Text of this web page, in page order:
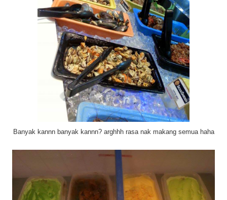
Banyak kannn banyak kannn? arghhh rasa nak makang semua haha